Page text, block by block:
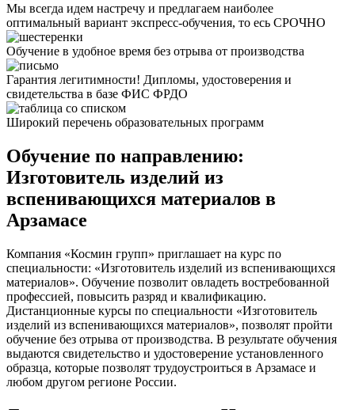
Мы всегда идем настречу и предлагаем наиболее
оптимальный вариант экспресс-обучения, то есь СРОЧНО
Обучение в удобное время без отрыва от производства
Гарантия легитимности! Дипломы, удостоверения и
свидетельства в базе ФИС ФРДО
Широкий перечень образовательных программ
Обучение по направлению:
Изготовитель изделий из
вспенивающихся материалов в
Арзамасе
Компания «Космин групп» приглашает на курс по
специальности: «Изготовитель изделий из вспенивающихся
материалов». Обучение позволит овладеть востребованной
профессией, повысить разряд и квалификацию.
Дистанционные курсы по специальности «Изготовитель
изделий из вспенивающихся материалов», позволят пройти
обучение без отрыва от производства. В результате обучения
выдаются свидетельство и удостоверение установленного
образца, которые позволят трудоустроиться в Арзамасе и
любом другом регионе России.